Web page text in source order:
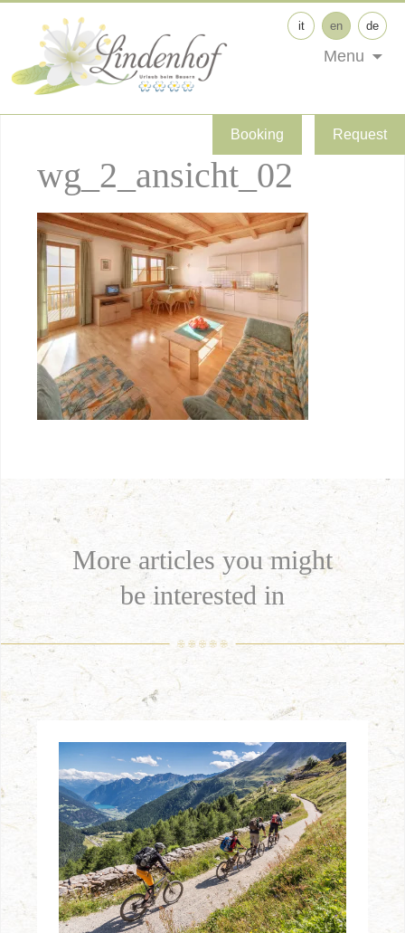
Booking Request
it en de
Menu
wg_2_ansicht_02
More articles you might
be interested in